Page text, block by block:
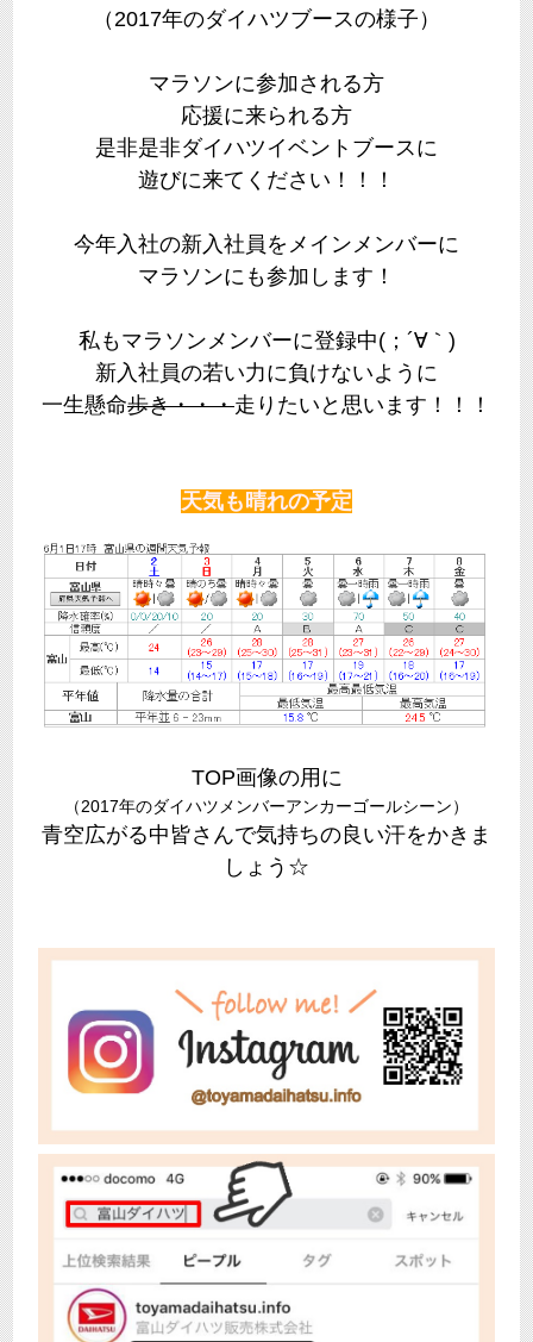
（2017年のダイハツブースの様子）
マラソンに参加される方
応援に来られる方
是非是非ダイハツイベントブースに
遊びに来てください！！！
今年入社の新入社員をメインメンバーに
マラソンにも参加します！
私もマラソンメンバーに登録中(；´∀｀)
新入社員の若い力に負けないように
一生懸命歩き・・・走りたいと思います！！！
天気も晴れの予定
TOP画像の用に
（2017年のダイハツメンバーアンカーゴールシーン）
青空広がる中皆さんで気持ちの良い汗をかきま
しょう☆